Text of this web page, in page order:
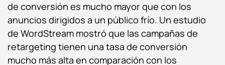
de conversión es mucho mayor que con los
anuncios dirigidos a un público frío. Un estudio
de WordStream mostró que las campañas de
retargeting tienen una tasa de conversión
mucho más alta en comparación con los